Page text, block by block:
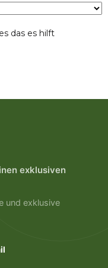
das es hilft
exklusiven
und exklusive